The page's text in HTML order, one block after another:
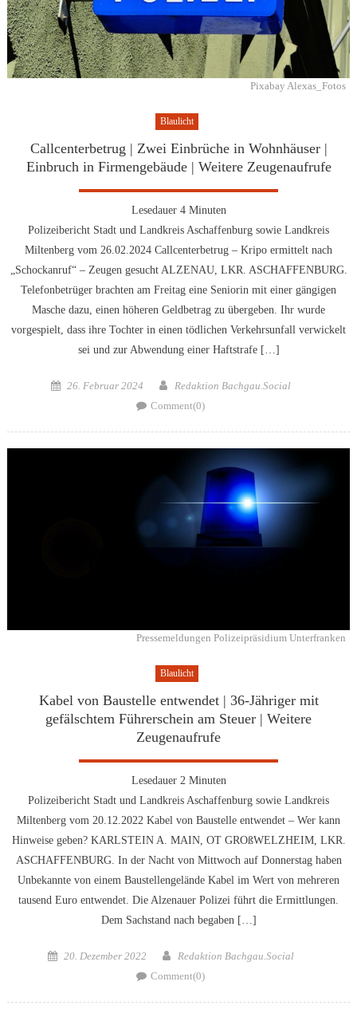
Pixabay Alexas_Fotos
Blaulicht
Callcenterbetrug | Zwei Einbrüche in Wohnhäuser |
Einbruch in Firmengebäude | Weitere Zeugenaufrufe
Lesedauer 4 Minuten
Polizeibericht Stadt und Landkreis Aschaffenburg sowie Landkreis
Miltenberg vom 26.02.2024 Callcenterbetrug – Kripo ermittelt nach
„Schockanruf“ – Zeugen gesucht ALZENAU, LKR. ASCHAFFENBURG.
Telefonbetrüger brachten am Freitag eine Seniorin mit einer gängigen
Masche dazu, einen höheren Geldbetrag zu übergeben. Ihr wurde
vorgespielt, dass ihre Tochter in einen tödlichen Verkehrsunfall verwickelt
sei und zur Abwendung einer Haftstrafe […]
Posted
26. Februar 2024 Author
Redaktion Bachgau.Social
Comment(0)
Pressemeldungen Polizeipräsidium Unterfranken
Blaulicht
Kabel von Baustelle entwendet | 36-Jähriger mit
gefälschtem Führerschein am Steuer | Weitere
Zeugenaufrufe
Lesedauer 2 Minuten
Polizeibericht Stadt und Landkreis Aschaffenburg sowie Landkreis
Miltenberg vom 20.12.2022 Kabel von Baustelle entwendet – Wer kann
Hinweise geben? KARLSTEIN A. MAIN, OT GROßWELZHEIM, LKR.
ASCHAFFENBURG. In der Nacht von Mittwoch auf Donnerstag haben
Unbekannte von einem Baustellengelände Kabel im Wert von mehreren
tausend Euro entwendet. Die Alzenauer Polizei führt die Ermittlungen.
Dem Sachstand nach begaben […]
Posted
20. Dezember 2022 Author
Redaktion Bachgau.Social
Comment(0)